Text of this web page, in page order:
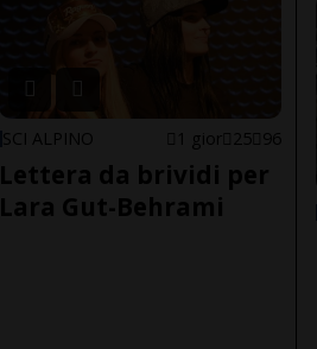
SCI ALPINO 1 gior 25 96
Lettera da brividi per
Lara Gut-Behrami